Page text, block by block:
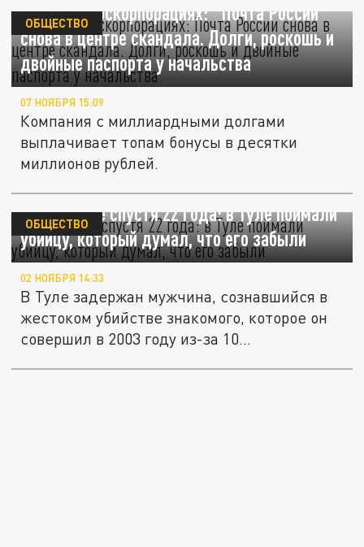
Бардак в госкорпорациях: "Почта России"
снова в центре скандала. Долги, роскошь и
двойные паспорта у начальства
ОБЩЕСТВО
07 НОЯБРЯ 15:09
Компания с миллиардными долгами
выплачивает топам бонусы в десятки
миллионов рублей.
Правосудие спустя 22 года: в Туле поймали
убийцу, который думал, что его забыли
ОБЩЕСТВО
02 НОЯБРЯ 14:33
В Туле задержан мужчина, сознавшийся в
жестоком убийстве знакомого, которое он
совершил в 2003 году из-за 10...